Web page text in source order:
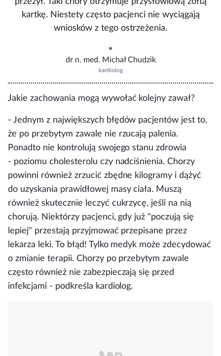
kartkę. Niestety często pacjenci nie wyciągają
wniosków z tego ostrzeżenia.
dr n. med. Michał Chudzik
kardiolog
Jakie zachowania mogą wywołać kolejny zawał?
- Jednym z największych błędów pacjentów jest to,
że po przebytym zawale nie rzucają palenia.
Ponadto nie kontrolują swojego stanu zdrowia
- poziomu cholesterolu czy nadciśnienia. Chorzy
powinni również zrzucić zbędne kilogramy i dążyć
do uzyskania prawidłowej masy ciała. Muszą
również skutecznie leczyć cukrzycę, jeśli na nią
chorują. Niektórzy pacjenci, gdy już "poczują się
lepiej" przestają przyjmować przepisane przez
lekarza leki. To błąd! Tylko medyk może zdecydować
o zmianie terapii. Chorzy po przebytym zawale
często również nie zabezpieczają się przed
infekcjami - podkreśla kardiolog.